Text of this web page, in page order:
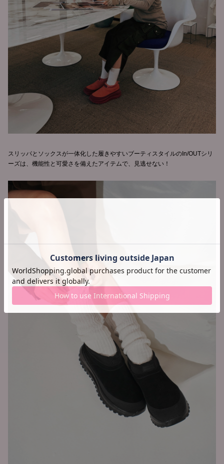
スリッパとソックスが一体化した履きやすいブーティスタイルのIn/OUTシリ
ーズは、機能性と可愛さを備えたアイテムで、見逃せない！